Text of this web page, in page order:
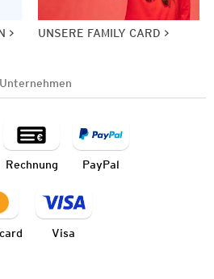
UNSERE FAMILY CARD
Unternehmen
Rechnung PayPal
Visa